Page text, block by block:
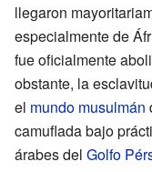
llegaron
especialmente de
fue oficialmente
obstante, la
el mundo musulmán
camuflada bajo
árabes del Golfo